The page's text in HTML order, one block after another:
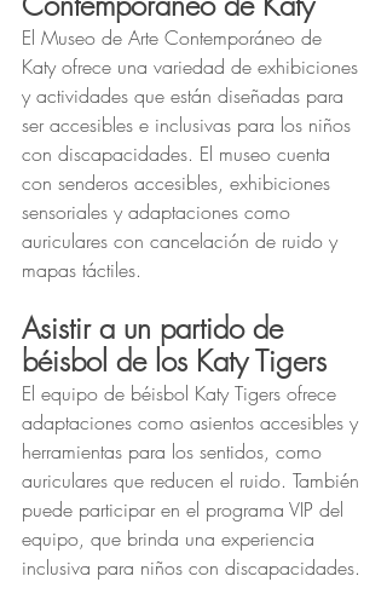
El Museo de Arte Contemporáneo de
Katy ofrece una variedad de exhibiciones
y actividades que están diseñadas para
ser accesibles e inclusivas para los niños
con discapacidades. El museo cuenta
con senderos accesibles, exhibiciones
sensoriales y adaptaciones como
auriculares con cancelación de ruido y
mapas táctiles.
Asistir a un partido de
béisbol de los Katy Tigers
El equipo de béisbol Katy Tigers ofrece
adaptaciones como asientos accesibles y
herramientas para los sentidos, como
auriculares que reducen el ruido. También
puede participar en el programa VIP del
equipo, que brinda una experiencia
inclusiva para niños con discapacidades.